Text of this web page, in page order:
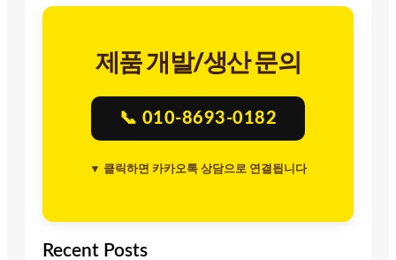
제품 개발/생산 문의
📞 010-8693-0182
▼ 클릭하면 카카오톡 상담으로 연결됩니다
Recent Posts